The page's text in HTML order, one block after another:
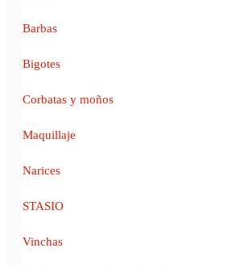
Barbas
Bigotes
Corbatas y moños
Maquillaje
Narices
STASIO
Vinchas